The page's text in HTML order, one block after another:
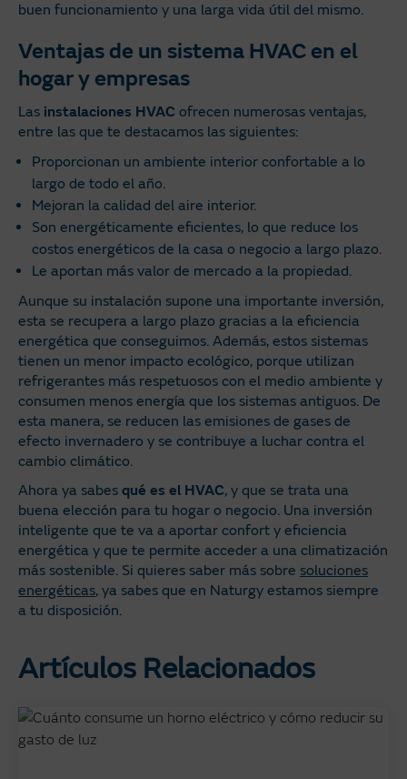
buen funcionamiento y una larga vida útil del mismo.
Ventajas de un sistema HVAC en el
hogar y empresas
Las instalaciones HVAC ofrecen numerosas ventajas,
entre las que te destacamos las siguientes:
Proporcionan un ambiente interior confortable a lo
largo de todo el año.
Mejoran la calidad del aire interior.
Son energéticamente eficientes, lo que reduce los
costos energéticos de la casa o negocio a largo plazo.
Le aportan más valor de mercado a la propiedad.
Aunque su instalación supone una importante inversión,
esta se recupera a largo plazo gracias a la eficiencia
energética que conseguimos. Además, estos sistemas
tienen un menor impacto ecológico, porque utilizan
refrigerantes más respetuosos con el medio ambiente y
consumen menos energía que los sistemas antiguos. De
esta manera, se reducen las emisiones de gases de
efecto invernadero y se contribuye a luchar contra el
cambio climático.
Ahora ya sabes qué es el HVAC, y que se trata una
buena elección para tu hogar o negocio. Una inversión
inteligente que te va a aportar confort y eficiencia
energética y que te permite acceder a una climatización
más sostenible. Si quieres saber más sobre soluciones
energéticas, ya sabes que en Naturgy estamos siempre
a tu disposición.
Artículos Relacionados